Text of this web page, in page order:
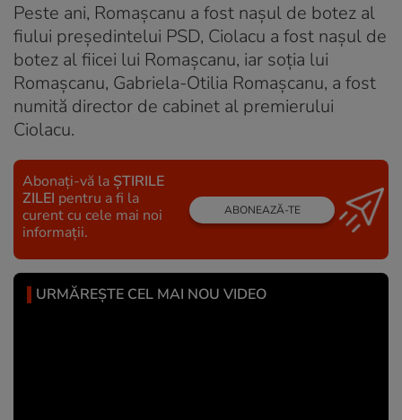
Peste ani, Romașcanu a fost nașul de botez al
fiului președintelui PSD, Ciolacu a fost nașul de
botez al fiicei lui Romașcanu, iar soția lui
Romașcanu, Gabriela-Otilia Romașcanu, a fost
numită director de cabinet al premierului
Ciolacu.
Abonați-vă la ȘTIRILE
ZILEI pentru a fi la
curent cu cele mai noi
informații.
ABONEAZĂ-TE
URMĂREȘTE CEL MAI NOU VIDEO